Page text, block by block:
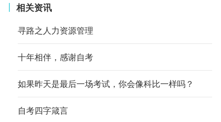
相关资讯
寻路之人力资源管理
十年相伴，感谢自考
如果昨天是最后一场考试，你会像科比一样吗？
自考四字箴言